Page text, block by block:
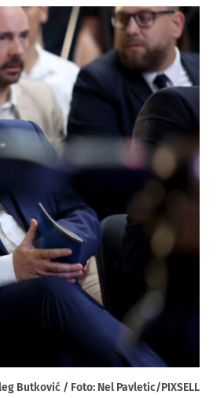
Butković / Foto: Nel Pavletic/PIXSELL